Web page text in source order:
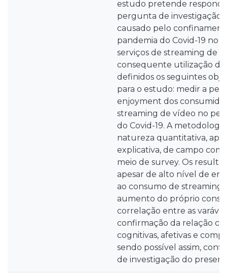
estudo pretende
pergunta de investigação:
causado pelo
pandemia do Covid-19 no
serviços de streaming de
consequente utilização
definidos os seguintes
para o estudo: medir a
enjoyment dos
streaming de vídeo no
do Covid-19. A
natureza quantitativa,
explicativa, de campo com
meio de survey. Os
apesar de alto nível de
ao consumo de streaming
aumento do próprio
correlação entre as
confirmação da relação
cognitivas, afetivas e
sendo possível assim,
de investigação do